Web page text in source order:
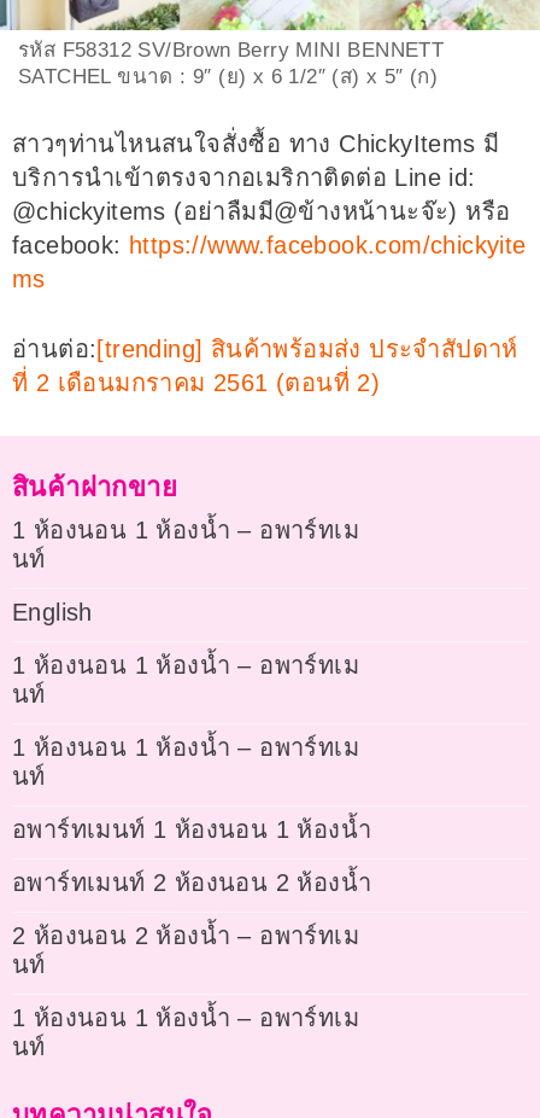
รหัส F58312 SV/Brown Berry MINI BENNETT
SATCHEL ขนาด : 9″ (ย) x 6 1/2″ (ส) x 5″ (ก)
สาวๆท่านไหนสนใจสั่งซื้อ ทาง ChickyItems มี
บริการนำเข้าตรงจากอเมริกาติดต่อ Line id:
@chickyitems (อย่าลืมมี@ข้างหน้านะจ๊ะ) หรือ
facebook: https://www.facebook.com/chickyite
ms
อ่านต่อ: [trending] สินค้าพร้อมส่ง ประจำสัปดาห์
ที่ 2 เดือนมกราคม 2561 (ตอนที่ 2)
สินค้าฝากขาย
1 ห้องนอน 1 ห้องน้ำ – อพาร์ทเม
นท์
English
1 ห้องนอน 1 ห้องน้ำ – อพาร์ทเม
นท์
1 ห้องนอน 1 ห้องน้ำ – อพาร์ทเม
นท์
อพาร์ทเมนท์ 1 ห้องนอน 1 ห้องน้ำ
อพาร์ทเมนท์ 2 ห้องนอน 2 ห้องน้ำ
2 ห้องนอน 2 ห้องน้ำ – อพาร์ทเม
นท์
1 ห้องนอน 1 ห้องน้ำ – อพาร์ทเม
นท์